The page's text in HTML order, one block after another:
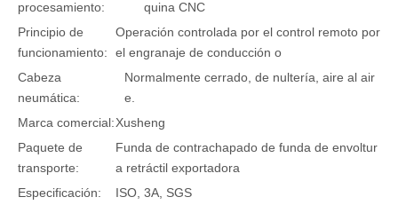
procesamiento:
quina CNC
Principio de
funcionamiento:
Operación controlada por el control remoto por
el engranaje de conducción o
Cabeza
neumática:
Normalmente cerrado, de nultería, aire al air
e.
Marca comercial:Xusheng
Paquete de
transporte:
Funda de contrachapado de funda de envoltur
a retráctil exportadora
Especificación:
ISO, 3A, SGS